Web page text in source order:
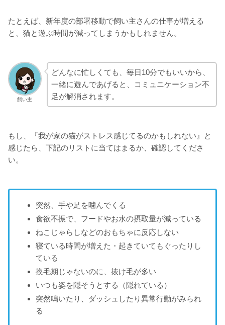
たとえば、新年度の部署移動で飼い主さんの仕事が増える
と、猫と遊ぶ時間が減ってしまうかもしれません。
飼い主
どんなに忙しくても、毎日10分でもいいから、
一緒に遊んであげると、コミュニケーション不
足が解消されます。
もし、『我が家の猫がストレス感じてるのかもしれない』と
感じたら、下記のリストに当てはまるか、確認してくださ
い。
突然、手や足を噛んでくる
食欲不振で、フードやお水の摂取量が減っている
ねこじゃらしなどのおもちゃに反応しない
寝ている時間が増えた・起きていてもぐったりし
ている
換毛期じゃないのに、抜け毛が多い
いつも姿を隠そうとする（隠れている）
突然鳴いたり、ダッシュしたり異常行動がみられ
る